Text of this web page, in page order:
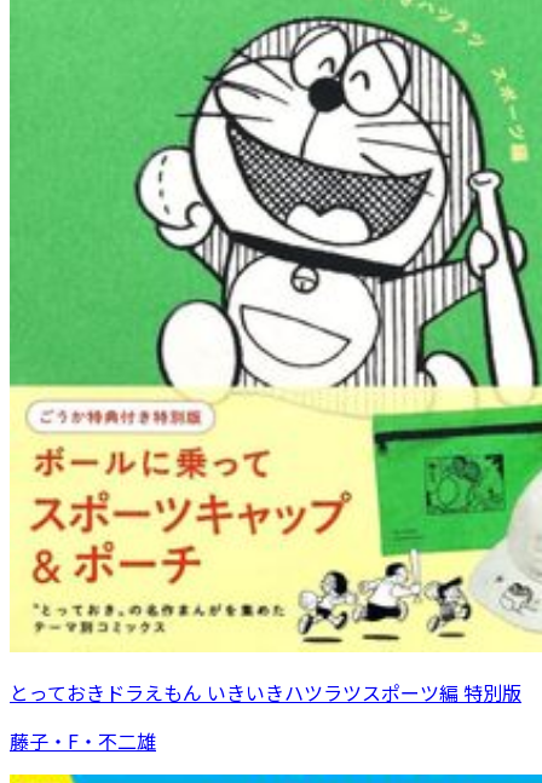
とっておきドラえもん いきいきハツラツスポーツ編 特別版
藤子・F・不二雄